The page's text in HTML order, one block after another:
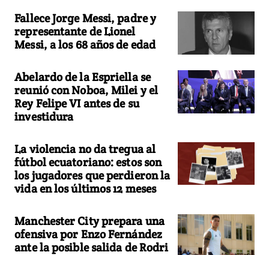
Fallece Jorge Messi, padre y
representante de Lionel
Messi, a los 68 años de edad
Abelardo de la Espriella se
reunió con Noboa, Milei y el
Rey Felipe VI antes de su
investidura
La violencia no da tregua al
fútbol ecuatoriano: estos son
los jugadores que perdieron la
vida en los últimos 12 meses
Manchester City prepara una
ofensiva por Enzo Fernández
ante la posible salida de Rodri